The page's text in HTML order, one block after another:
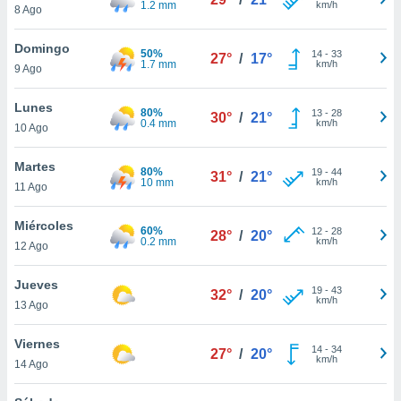
y
más
nuestra
y
de
disponible
cookies
8 Ago
1.2 mm
km/h
Domingo
9 Ago
50%
1.7 mm
27° / 17° 14- 33
km/h
Lunes
10 Ago
80%
0.4 mm
30° / 21° 13- 28
km/h
Martes
11 Ago
80%
10 mm
31° / 21° 19- 44
km/h
Miércoles
12 Ago
60%
0.2 mm
28° / 20° 12- 28
km/h
Jueves
13 Ago
32° / 20° 19- 43
km/h
Viernes
14 Ago
27° / 20° 14- 34
km/h